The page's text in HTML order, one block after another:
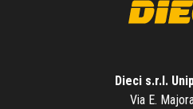
Dieci s.r.l.
Via E.